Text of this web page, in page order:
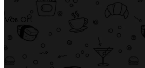
Vor Ort